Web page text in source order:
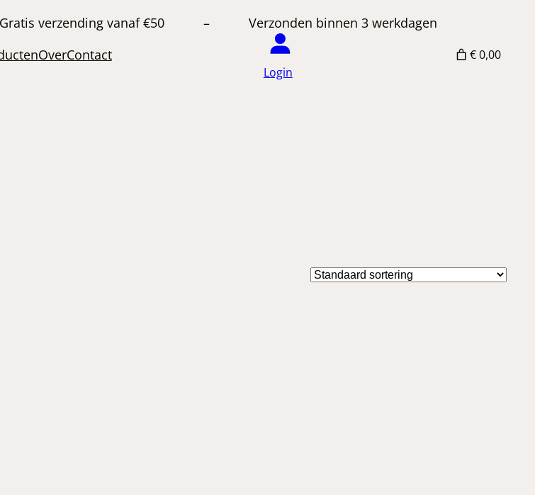
verzending vanaf €50 – Verzonden binnen 3 werkdagen
OverContact
Login
€ 0,00